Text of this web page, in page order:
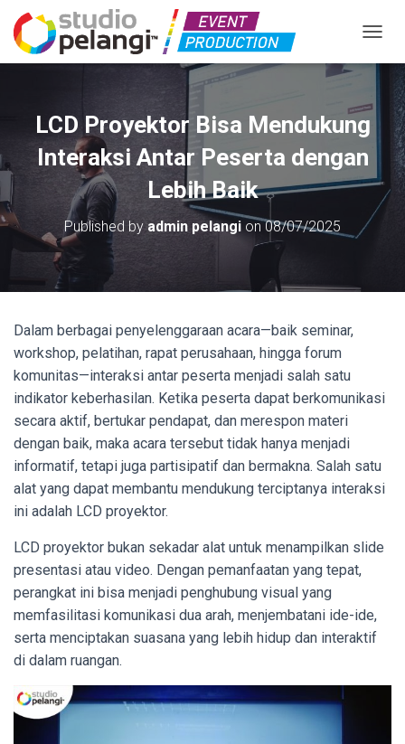
LCD Proyektor Bisa Mendukung
Interaksi Antar Peserta dengan
Lebih Baik
Published byadmin pelangi on08/07/2025
Dalam berbagai penyelenggaraan acara—baik seminar,
workshop, pelatihan, rapat perusahaan, hingga forum
komunitas—interaksi antar peserta menjadi salah satu
indikator keberhasilan. Ketika peserta dapat berkomunikasi
secara aktif, bertukar pendapat, dan merespon materi
dengan baik, maka acara tersebut tidak hanya menjadi
informatif, tetapi juga partisipatif dan bermakna. Salah satu
alat yang dapat membantu mendukung terciptanya interaksi
ini adalah LCD proyektor.
LCD proyektor bukan sekadar alat untuk menampilkan slide
presentasi atau video. Dengan pemanfaatan yang tepat,
perangkat ini bisa menjadi penghubung visual yang
memfasilitasi komunikasi dua arah, menjembatani ide-ide,
serta menciptakan suasana yang lebih hidup dan interaktif
di dalam ruangan.